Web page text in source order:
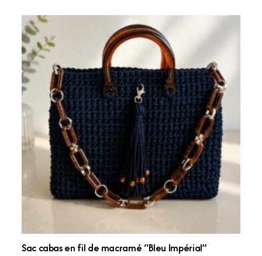
Sac cabas en fil de macramé “Bleu Impérial”